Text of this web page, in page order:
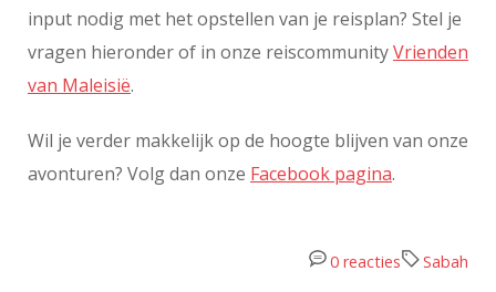
input nodig met het opstellen van je reisplan? Stel je
vragen hieronder of in onze reiscommunityVrienden
van Maleisië.
Wil je verder makkelijk op de hoogte blijven van onze
avonturen? Volg dan onze Facebook pagina.
Sabah
0 reacties